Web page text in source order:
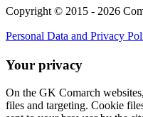
Copyright © 2015 - 2026
Personal Data and Privacy
Your privacy
On the GK Comarch
files and targeting. Cookie